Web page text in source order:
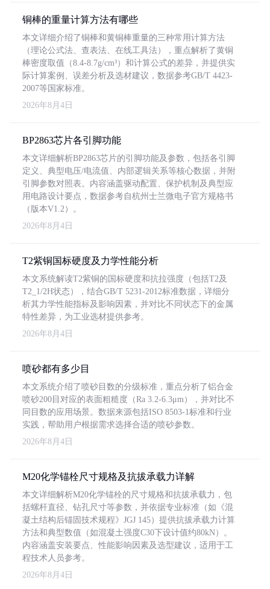
铜棒的重量计算方法有哪些
本文详细介绍了铜棒和黄铜棒重量的三种常用计算方法
（理论公式法、查表法、在线工具法），重点解析了黄铜
棒密度取值（8.4-8.7g/cm³）和计算公式的差异，并提供实
际计算案例、误差分析及选材建议，数据参考GB/T 4423-
2007等国家标准。
2026年8月4日
BP2863芯片各引脚功能
本文详细解析BP2863芯片的引脚功能及参数，包括各引脚
定义、典型电压/电流值、内部逻辑关系等核心数据，并附
引脚参数对照表。内容涵盖驱动配置、保护机制及典型应
用电路设计要点，数据参考自杭州士兰微电子官方规格书
（版本V1.2）。
2026年8月4日
T2紫铜国标硬度及力学性能分析
本文系统解读T2紫铜的国标硬度和抗拉强度（包括T2及
T2_1/2H状态），结合GB/T 5231-2012标准数据，详细分
析其力学性能指标及影响因素，并对比不同状态下的金属
特性差异，为工业选材提供参考。
2026年8月4日
喷砂都有多少目
本文系统介绍了喷砂目数的分级标准，重点分析了铝合金
喷砂200目对应的表面粗糙度（Ra 3.2-6.3μm），并对比不
同目数的应用场景。数据来源包括ISO 8503-1标准和行业
实践，帮助用户根据需求选择合适的喷砂参数。
2026年8月4日
M20化学锚栓尺寸规格及抗拔承载力详解
本文详细解析M20化学锚栓的尺寸规格和抗拔承载力，包
括螺杆直径、钻孔尺寸等参数，并依据专业标准（如《混
凝土结构后锚固技术规程》JGJ 145）提供抗拔承载力计算
方法和典型数值（如混凝土强度C30下设计值约80kN）。
内容涵盖安装要点、性能影响因素及选型建议，适用于工
程技术人员参考。
2026年8月4日